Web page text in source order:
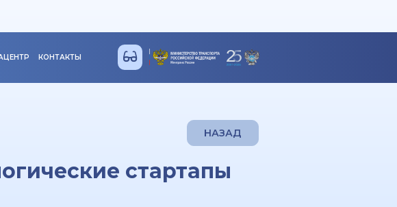
КОНТАКТЫ
НАЗАД
стартапы